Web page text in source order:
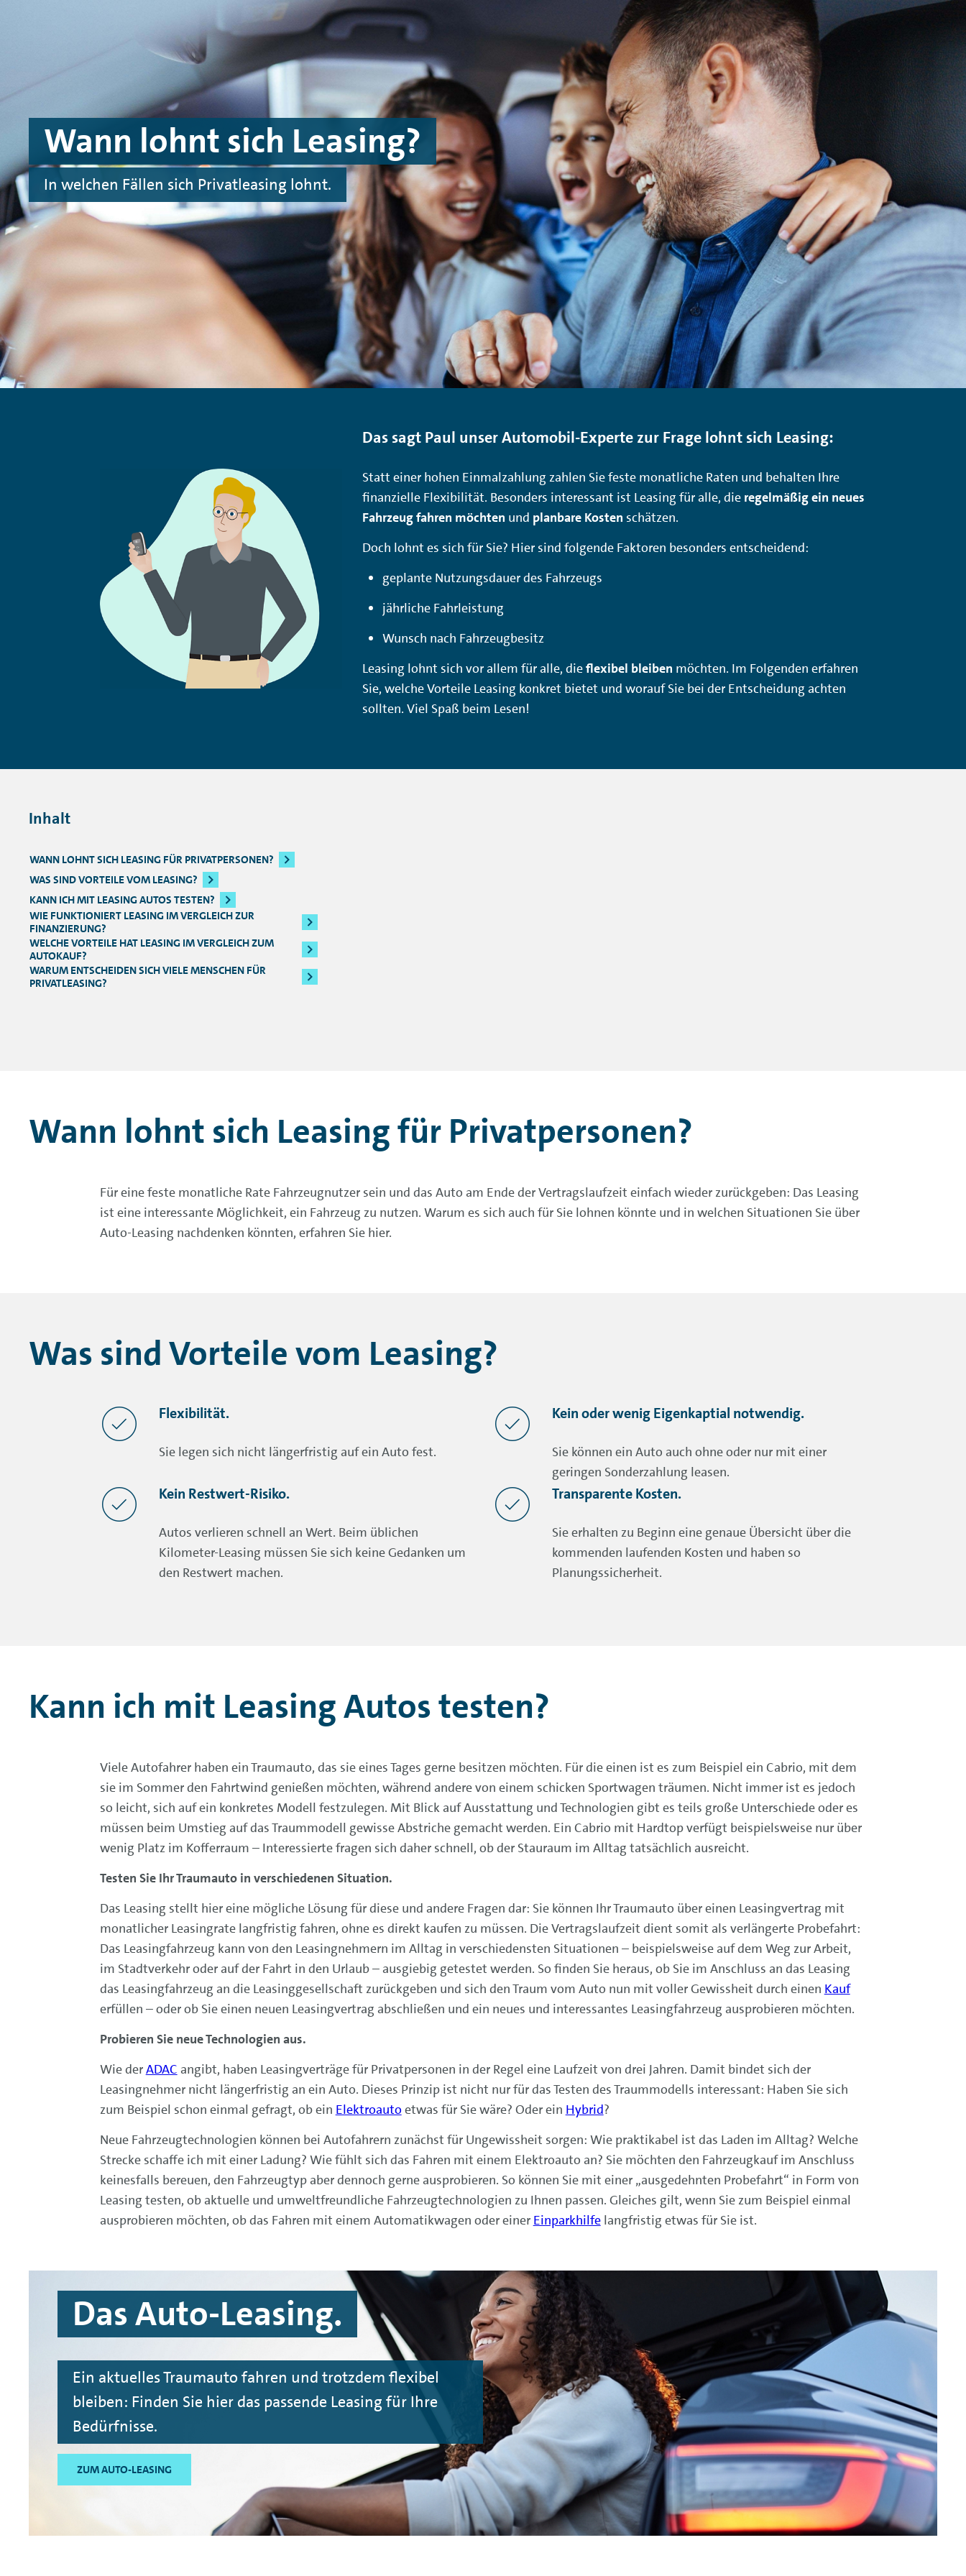
Zum Hauptinhalt springen
Wann lohnt sich Leasing?
In welchen Fällen sich Privatleasing lohnt.
Das sagt Paul unser Automobil-Experte zur Frage lohnt sich Leasing:
Statt einer hohen Einmalzahlung zahlen Siefeste monatliche Raten und behalten Ihre
finanzielle Flexibilität. Besonders interessant ist Leasing für alle, die regelmäßig ein neues
Fahrzeug fahren möchten und planbare Kosten schätzen.
Doch lohnt es sich für Sie? Hier sind folgende Faktoren besonders entscheidend:
geplante Nutzungsdauer des Fahrzeugs
jährliche Fahrleistung
Wunsch nach Fahrzeugbesitz
Leasing lohnt sich vor allem für alle, dieflexibel bleiben möchten. Im Folgenden erfahren
Sie, welche Vorteile Leasing konkret bietet und worauf Sie bei der Entscheidung achten
sollten. Viel Spaß beim Lesen!
Inhalt
WANN LOHNT SICH LEASING FÜR PRIVATPERSONEN?
WAS SIND VORTEILE VOM LEASING?
KANN ICH MIT LEASING AUTOS TESTEN?
WIE FUNKTIONIERT LEASING IM VERGLEICH ZUR
FINANZIERUNG?
WELCHE VORTEILE HAT LEASING IM VERGLEICH ZUM
AUTOKAUF?
WARUM ENTSCHEIDEN SICH VIELE MENSCHEN FÜR
PRIVATLEASING?
Wann lohnt sich Leasing für Privatpersonen?
Für eine feste monatliche Rate Fahrzeugnutzer sein und das Auto am Ende der Vertragslaufzeit einfach wieder zurückgeben: Das Leasing
ist eine interessante Möglichkeit, ein Fahrzeug zu nutzen. Warum es sich auch für Sie lohnen könnte und in welchen Situationen Sie über
Auto-Leasing nachdenken könnten, erfahren Sie hier.
Was sind Vorteile vom Leasing?
Flexibilität.
Sie legen sich nicht längerfristig auf ein Auto fest.
Kein oder wenig Eigenkaptial notwendig.
Sie können ein Auto auch ohne oder nur mit einer
geringen Sonderzahlung leasen.
Kein Restwert-Risiko.
Autos verlieren schnell an Wert. Beim üblichen
Kilometer-Leasing müssen Sie sich keine Gedanken um
den Restwert machen.
Transparente Kosten.
Sie erhalten zu Beginn eine genaue Übersicht über die
kommenden laufenden Kosten und haben so
Planungssicherheit.
Kann ich mit Leasing Autos testen?
Viele Autofahrer haben ein Traumauto, das sie eines Tages gerne besitzen möchten. Für die einen ist es zum Beispiel ein Cabrio, mit dem
sie im Sommer den Fahrtwind genießen möchten, während andere von einem schicken Sportwagen träumen. Nicht immer ist es jedoch
so leicht, sich auf ein konkretes Modell festzulegen. Mit Blick auf Ausstattung und Technologien gibt es teils große Unterschiede oder es
müssen beim Umstieg auf das Traummodell gewisse Abstriche gemacht werden. Ein Cabrio mit Hardtop verfügt beispielsweise nur über
wenig Platz im Kofferraum – Interessierte fragen sich daher schnell, ob der Stauraum im Alltag tatsächlich ausreicht.
Testen Sie Ihr Traumauto in verschiedenen Situation.
Das Leasing stellt hier eine mögliche Lösung für diese und andere Fragen dar: Sie können Ihr Traumauto über einen Leasingvertrag mit
monatlicher Leasingrate langfristig fahren, ohne es direkt kaufen zu müssen. Die Vertragslaufzeit dient somit als verlängerte Probefahrt:
Das Leasingfahrzeug kann von den Leasingnehmern im Alltag in verschiedensten Situationen – beispielsweise auf dem Weg zur Arbeit,
im Stadtverkehr oder auf der Fahrt in den Urlaub – ausgiebig getestet werden. So finden Sie heraus, ob Sie im Anschluss an das Leasing
das Leasingfahrzeug an die Leasinggesellschaft zurückgeben und sich den Traum vom Auto nun mit voller Gewissheit durch einen Kauf
erfüllen – oder ob Sie einen neuen Leasingvertrag abschließen und ein neues und interessantes Leasingfahrzeug ausprobieren möchten.
Probieren Sie neue Technologien aus.
Wie derADAC angibt, haben Leasingverträge für Privatpersonen in der Regel eine Laufzeit von drei Jahren. Damit bindet sich der
Leasingnehmer nicht längerfristig an ein Auto. Dieses Prinzip ist nicht nur für das Testen des Traummodells interessant: Haben Sie sich
zum Beispiel schon einmal gefragt, ob ein Elektroauto etwas für Sie wäre? Oder ein Hybrid?
Neue Fahrzeugtechnologien können bei Autofahrern zunächst für Ungewissheit sorgen: Wie praktikabel ist das Laden im Alltag? Welche
Strecke schaffe ich mit einer Ladung? Wie fühlt sich das Fahren mit einem Elektroauto an? Sie möchten den Fahrzeugkauf im Anschluss
keinesfalls bereuen, den Fahrzeugtyp aber dennoch gerne ausprobieren. So können Sie mit einer „ausgedehnten Probefahrt“ in Form von
Leasing testen, ob aktuelle und umweltfreundliche Fahrzeugtechnologien zu Ihnen passen. Gleiches gilt, wenn Sie zum Beispiel einmal
ausprobieren möchten, ob das Fahren mit einem Automatikwagen oder einer Einparkhilfelangfristig etwas für Sie ist.
Das Auto-Leasing.
Ein aktuelles Traumauto fahren und trotzdem flexibel
bleiben: Finden Sie hier das passende Leasing für Ihre
Bedürfnisse.
ZUM AUTO-LEASING